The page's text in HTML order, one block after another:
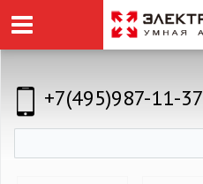
+7(495)987-11-37